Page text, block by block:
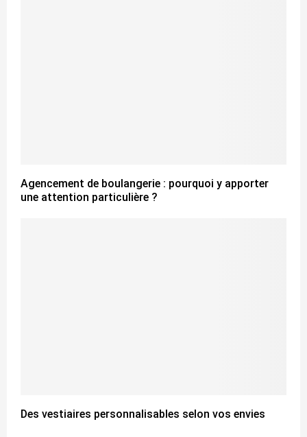
Agencement de boulangerie : pourquoi y apporter
une attention particulière ?
Des vestiaires personnalisables selon vos envies